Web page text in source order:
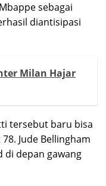
sebagai
diantisipasi
Milan Hajar
tersebut baru bisa
Jude Bellingham
depan gawang